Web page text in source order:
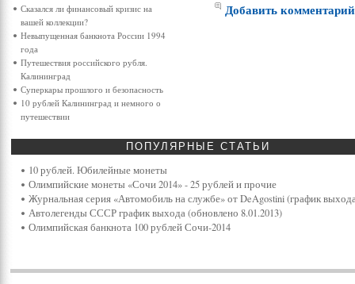
Добавить комментарий
Сказался ли финансовый кризис на
вашей коллекции?
Невыпущенная банкнота России 1994
года
Путешествия российского рубля.
Калининград
Суперкары прошлого и безопасность
10 рублей Калининград и немного о
путешествии
ПОПУЛЯРНЫЕ СТАТЬИ
10 рублей. Юбилейные монеты
Олимпийские монеты «Сочи 2014» - 25 рублей и прочие
Журнальная серия «Автомобиль на службе» от DeAgostini (график
Автолегенды СССР график выхода (обновлено 8.01.2013)
Олимпийская банкнота 100 рублей Сочи-2014